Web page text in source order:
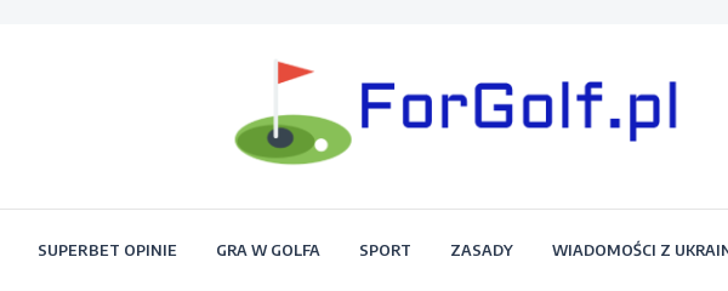
Forgolf.pl
SUPERBET OPINIE GRA W GOLFA SPORT ZASADY WIADOMOŚCI Z